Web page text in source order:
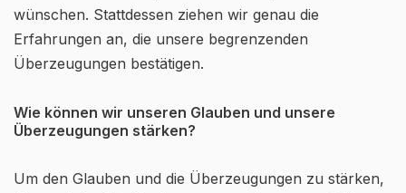
wünschen. Stattdessen ziehen wir genau die
Erfahrungen an, die unsere begrenzenden
Überzeugungen bestätigen.
Wie können wir unseren Glauben und unsere
Überzeugungen stärken?
Um den Glauben und die Überzeugungen zu stärken,